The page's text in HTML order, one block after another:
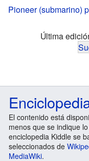
Pioneer (submarino)
Última
El contenido está
menos que se indique
enciclopedia Kiddle se
seleccionados de
MediaWiki.